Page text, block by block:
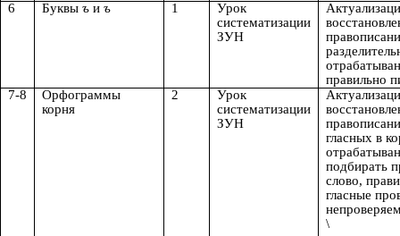
6
Буквы ъ и ъ 1
Урок
систематизации
ЗУН
правильно
7-8
Орфограммы
корня
2
Урок
систематизации
ЗУН
гласных в
подбирать
слово,
гласные
\